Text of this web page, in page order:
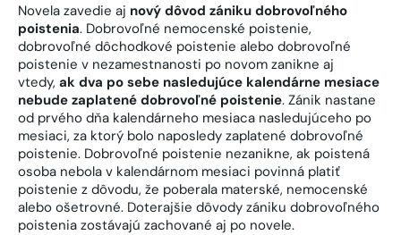
Novela zavedie aj nový dôvod zániku dobrovoľného
poistenia. Dobrovoľné nemocenské poistenie,
dobrovoľné dôchodkové poistenie alebo dobrovoľné
poistenie v nezamestnanosti po novom zanikne aj
vtedy, ak dva po sebe nasledujúce kalendárne mesiace
nebude zaplatené dobrovoľné poistenie. Zánik nastane
od prvého dňa kalendárneho mesiaca nasledujúceho po
mesiaci, za ktorý bolo naposledy zaplatené dobrovoľné
poistenie. Dobrovoľné poistenie nezanikne, ak poistená
osoba nebola v kalendárnom mesiaci povinná platiť
poistenie z dôvodu, že poberala materské, nemocenské
alebo ošetrovné. Doterajšie dôvody zániku dobrovoľného
poistenia zostávajú zachované aj po novele.